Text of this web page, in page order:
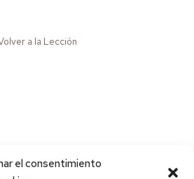
el consentimiento
a la Lección